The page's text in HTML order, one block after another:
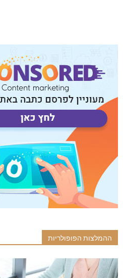
ההמלצות הפופולריות